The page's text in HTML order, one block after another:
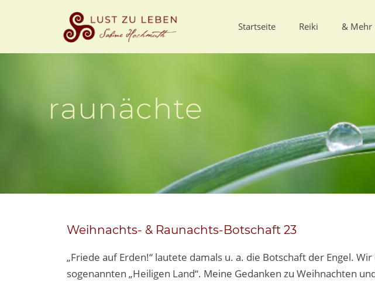
Startseite Reiki & Mehr
raunächte
Weihnachts- & Raunachts-Botschaft 23
„Friede auf Erden!“ lautete damals u. a. die Botschaft der Engel.
sogenannten „Heiligen Land“. Meine Gedanken zu Weihnachten